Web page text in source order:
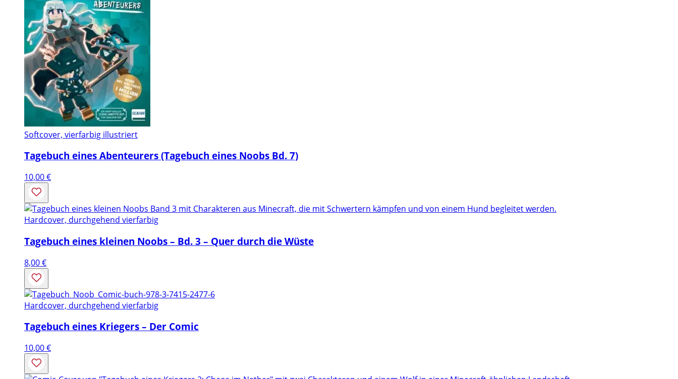
Softcover, vierfarbig illustriert
Tagebuch eines Abenteurers (Tagebuch eines Noobs Bd. 7)
10,00€
Hardcover, durchgehend vierfarbig
Tagebuch eines kleinen Noobs – Bd. 3 – Quer durch die Wüste
8,00€
Hardcover, durchgehend vierfarbig
Tagebuch eines Kriegers – Der Comic
10,00€